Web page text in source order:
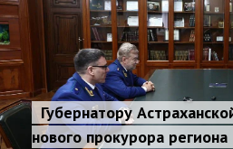
Губернатору
нового прокурора региона